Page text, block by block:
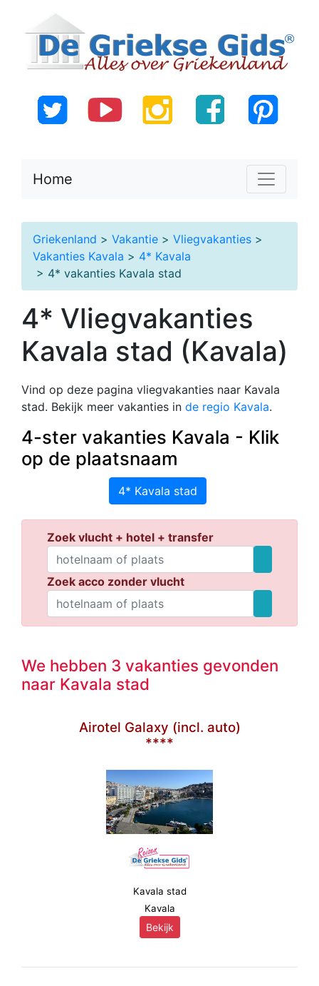
Home
Griekenland > Vakantie > Vliegvakanties >
Vakanties Kavala > 4* Kavala
> 4* vakanties Kavala stad
4* Vliegvakanties
Kavala stad (Kavala)
Vind op deze pagina vliegvakanties naar Kavala
stad. Bekijk meer vakanties in de regio Kavala.
4-ster vakanties Kavala - Klik
op de plaatsnaam
4* Kavala stad
Zoek vlucht + hotel + transfer
Zoek acco zonder vlucht
We hebben 3 vakanties gevonden
naar Kavala stad
Airotel Galaxy (incl. auto)
****
Kavala stad
Kavala
Bekijk